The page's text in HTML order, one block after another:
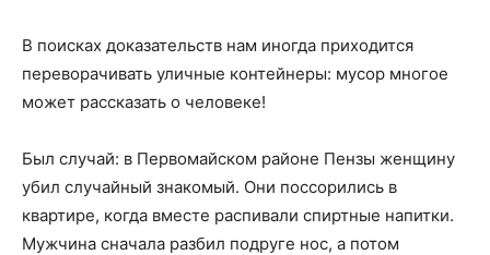
В поисках доказательств нам иногда приходится
переворачивать уличные контейнеры: мусор многое
может рассказать о человеке!
Был случай: в Первомайском районе Пензы женщину
убил случайный знакомый. Они поссорились в
квартире, когда вместе распивали спиртные напитки.
Мужчина сначала разбил подруге нос, а потом